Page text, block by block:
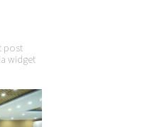
post
widget